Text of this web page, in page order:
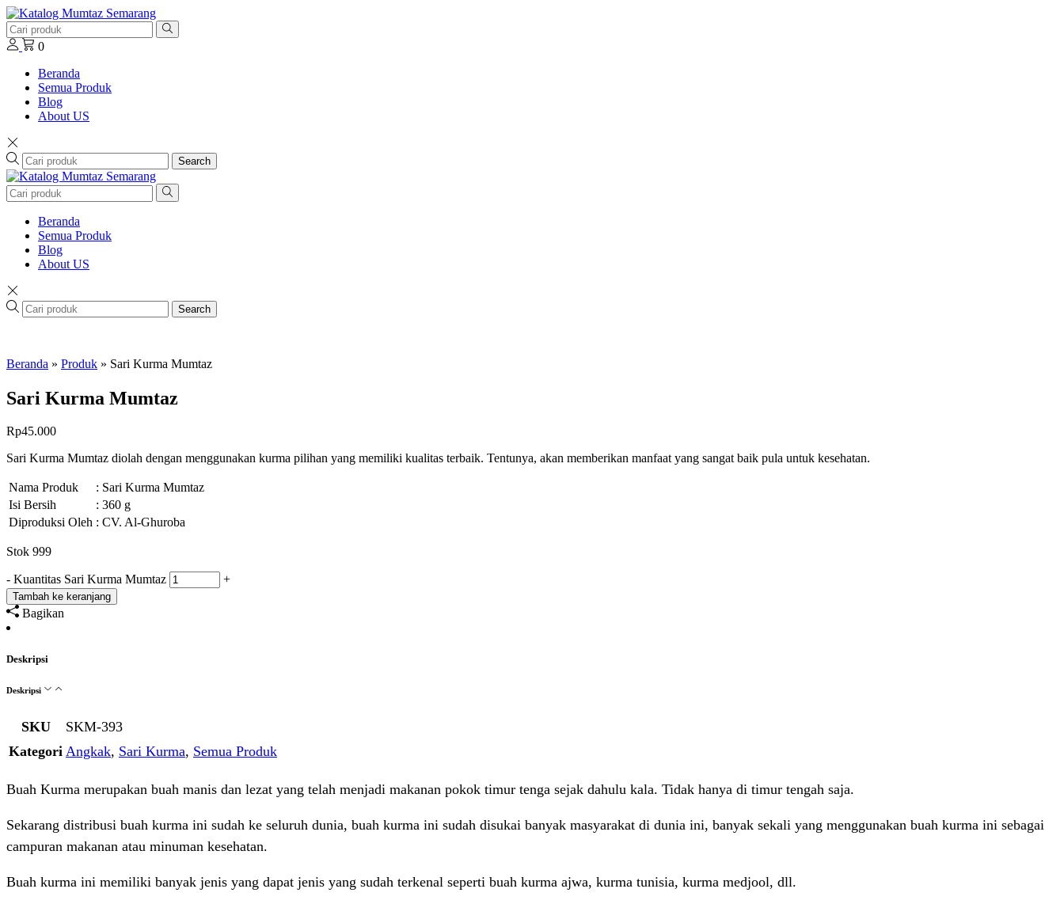
0
Beranda
Semua Produk
Blog
About US
Search
Beranda
Semua Produk
Blog
About US
Search
Beranda » Produk » Sari Kurma Mumtaz
Sari Kurma Mumtaz
Rp45.000
Sari Kurma Mumtaz diolah dengan menggunakan kurma pilihan yang memiliki kualitas terbaik. Tentunya, akan memberikan manfaat yang sangat baik pula untuk kesehatan.
Nama Produk
: Sari Kurma Mumtaz
Isi Bersih
: 360 g
Diproduksi Oleh : CV. Al-Ghuroba
Stok 999
- Kuantitas Sari Kurma Mumtaz +
Tambah ke keranjang
Bagikan
Deskripsi
Deskripsi
SKU
SKM-393
Kategori Angkak, Sari Kurma, Semua Produk
Buah Kurma merupakan buah manis dan lezat yang telah menjadi makanan pokok timur tenga sejak dahulu kala. Tidak hanya di timur tengah saja.
Sekarang distribusi buah kurma ini sudah ke seluruh dunia, buah kurma ini sudah disukai banyak masyarakat di dunia ini, banyak sekali yang menggunakan buah kurma ini sebagai
campuran makanan atau minuman kesehatan.
Buah kurma ini memiliki banyak jenis yang dapat jenis yang sudah terkenal seperti buah kurma ajwa, kurma tunisia, kurma medjool, dll.